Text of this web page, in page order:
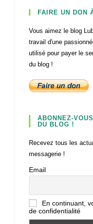
FAIRE UN DON
Vous aimez le blog
travail d'une
utilisé pour payer le
du blog !
ABONNEZ-
DU BLOG !
Recevez tous les
messagerie !
Email
En continuant,
de confidentialité